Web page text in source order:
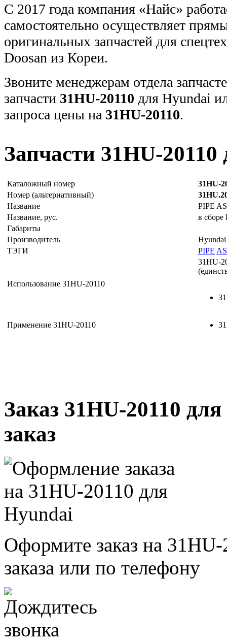
С 2017 года компания «Найс»
самостоятельно осуществляет
оригинальных запчастей для
Doosan из Кореи.
Звоните менеджерам отдела
запчасти 31HU-20110 для Hyundai
запроса цены на 31HU-20110.
Запчасти 31HU-
Каталожный номер
31HU-
Номер (альтернативный)
Название
PIPE
Название, рус.
в
Габариты
Производитель
Hyundai
ТЭГИ
PIPE
Использование 31HU-20110
31HU-
Применение 31HU-20110
Заказ 31HU-20110
заказ
Оформите заказ на
заказа или по телефону